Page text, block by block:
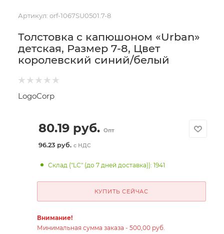
Артикул: orf-1067SU0501.7-8
Толстовка с капюшоном «Urban»
детская, Размер 7-8, Цвет
королевский синий/белый
LogoCorp
80.19руб. Опт
96.23 руб. с НДС
Склад ("LC" (до 7 дней доставка)): 1941
КУПИТЬ СЕЙЧАС
Внимание!
Минимальная сумма заказа - 500,00 руб.